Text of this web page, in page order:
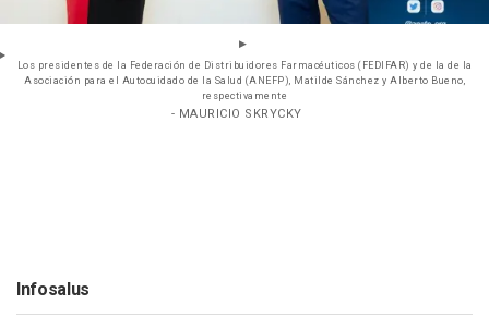
Los presidentes de la Federación de Distribuidores Farmacéuticos (FEDIFAR) y de la de la
Asociación para el Autocuidado de la Salud (ANEFP), Matilde Sánchez y Alberto Bueno,
respectivamente
- MAURICIO SKRYCKY
Infosalus